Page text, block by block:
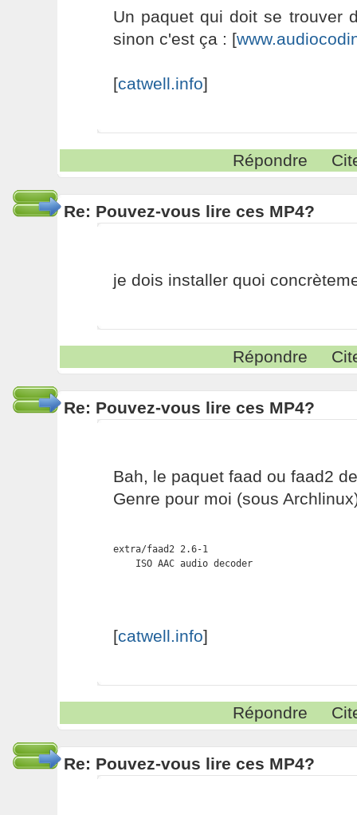
Un paquet qui doit se trouver
sinon c'est ça : [
[catwell.info]
Répondre
Re: Pouvez-vous lire ces MP4?
je dois installer quoi
Répondre
Re: Pouvez-vous lire ces MP4?
Bah, le paquet faad ou faad2
Genre pour moi (sous
extra/faad2 2.6-1
    ISO AAC audio decoder
[catwell.info]
Répondre
Re: Pouvez-vous lire ces MP4?